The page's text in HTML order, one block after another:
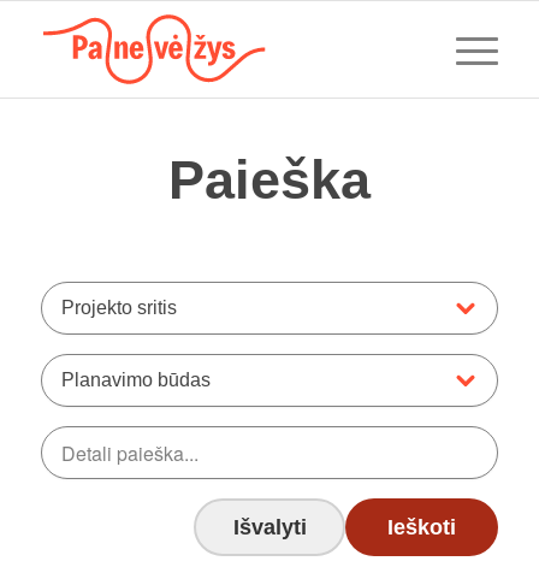
Paieška
Projekto sritis
Planavimo būdas
Išvalyti Ieškoti